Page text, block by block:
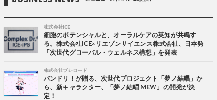
株式会社ICE
細胞のポテンシャルと、オーラルケアの英知が共鳴す
る。株式会社ICE×リエゾンサイエンス株式会社、日本発
「次世代グローバル・ウェルネス構想」を発表
株式会社ブシロード
バンドリ！が贈る、次世代プロジェクト「夢ノ結唱」か
ら、新キャラクター、「夢ノ結唱 MEW」の開発が決
定！